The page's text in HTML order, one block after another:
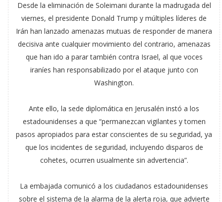
Desde la eliminación de Soleimani durante la madrugada del
viernes, el presidente Donald Trump y múltiples líderes de
Irán han lanzado amenazas mutuas de responder de manera
decisiva ante cualquier movimiento del contrario, amenazas
que han ido a parar también contra Israel, al que voces
iraníes han responsabilizado por el ataque junto con
Washington.
Ante ello, la sede diplomática en Jerusalén instó a los
estadounidenses a que “permanezcan vigilantes y tomen
pasos apropiados para estar conscientes de su seguridad, ya
que los incidentes de seguridad, incluyendo disparos de
cohetes, ocurren usualmente sin advertencia”.
La embajada comunicó a los ciudadanos estadounidenses
sobre el sistema de la alarma de la alerta roja, que advierte